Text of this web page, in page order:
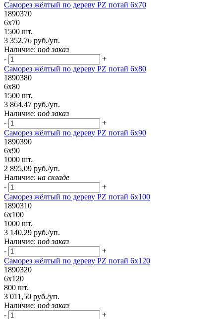
Саморез жёлтый по дереву PZ потай 6х70
1890370
6х70
1500 шт.
3 352,76 руб./уп.
Наличие: под заказ
-
+
Саморез жёлтый по дереву PZ потай 6х80
1890380
6х80
1500 шт.
3 864,47 руб./уп.
Наличие: под заказ
-
+
Саморез жёлтый по дереву PZ потай 6х90
1890390
6х90
1000 шт.
2 895,09 руб./уп.
Наличие: на складе
-
+
Саморез жёлтый по дереву PZ потай 6х100
1890310
6х100
1000 шт.
3 140,29 руб./уп.
Наличие: под заказ
-
+
Саморез жёлтый по дереву PZ потай 6х120
1890320
6х120
800 шт.
3 011,50 руб./уп.
Наличие: под заказ
-
+